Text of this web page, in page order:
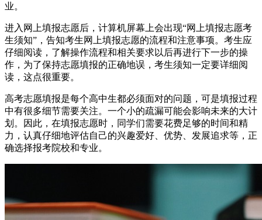
业。
进入网上填报志愿后，计算机屏幕上会出现“网上填报志愿考
生须知”，告知考生网上填报志愿的流程和注意事项。考生应
仔细阅读，了解操作流程和相关要求以后再进行下一步的操
作，为了保持志愿填报的正确地误，考生须知一定要详细阅
读，这点很重要。
高考志愿填报是每个高中生都必须面对的问题，可是填报过程
中有很多细节需要关注。一个小的疏漏可能会影响未来的大计
划。因此，在填报志愿时，同学们需要花费足够的时间和精
力，认真仔细地评估自己的兴趣爱好、优势、发展追求等，正
确选择报考院校和专业。